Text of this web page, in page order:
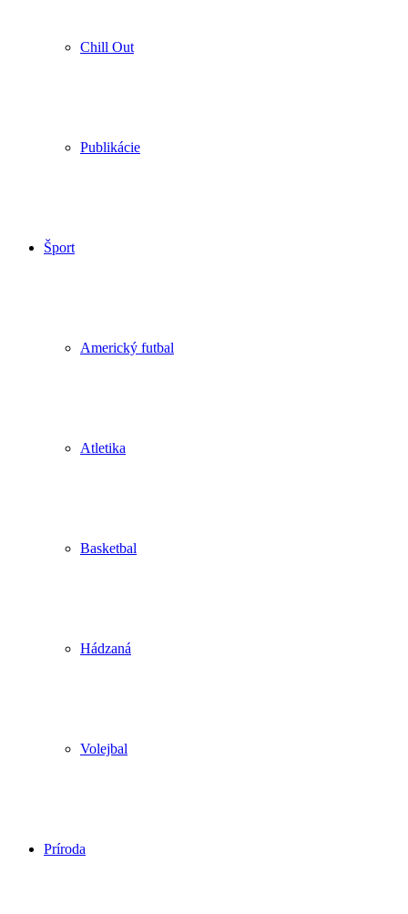
Chill Out
Publikácie
Šport
Americký futbal
Atletika
Basketbal
Hádzaná
Volejbal
Príroda